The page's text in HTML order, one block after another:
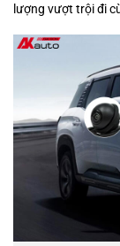
lượng vượt trội đi